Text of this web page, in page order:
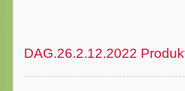
DAG.26.2.12.2022